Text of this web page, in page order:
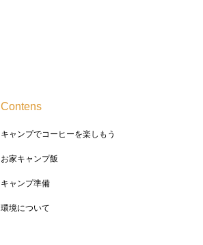
Contens
キャンプでコーヒーを楽しもう
お家キャンプ飯
キャンプ準備
環境について